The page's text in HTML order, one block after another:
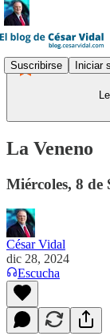
Suscribirse Iniciar
La Veneno
Miércoles, 8 de
César Vidal
dic 28, 2024
Escucha